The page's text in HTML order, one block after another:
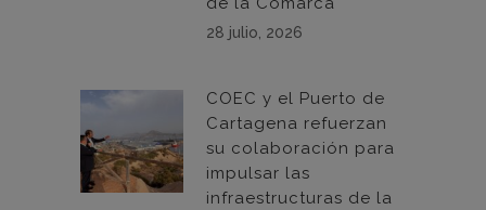
28 julio, 2026
COEC y el Puerto de
Cartagena refuerzan
su colaboración para
impulsar las
infraestructuras de la